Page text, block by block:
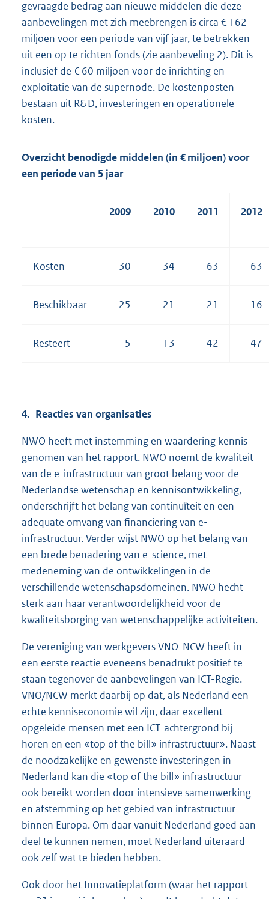
gevraagde bedrag aan nieuwe middelen die deze
aanbevelingen met zich meebrengen is circa € 162
miljoen voor een periode van vijf jaar, te betrekken
uit een op te richten fonds (zie aanbeveling 2). Dit is
inclusief de € 60 miljoen voor de inrichting en
exploitatie van de supernode. De kostenposten
bestaan uit R&D, investeringen en operationele
kosten.
Overzicht benodigde middelen (in € miljoen) voor
een periode van 5 jaar
2009 2010 2011 2012
Kosten 30 34 63 63
Beschikbaar 25 21 21 16
Resteert 5 13 42 47
4. Reacties van organisaties
NWO heeft met instemming en waardering kennis
genomen van het rapport. NWO noemt de kwaliteit
van de e-infrastructuur van groot belang voor de
Nederlandse wetenschap en kennisontwikkeling,
onderschrijft het belang van continuïteit en een
adequate omvang van financiering van e-
infrastructuur. Verder wijst NWO op het belang van
een brede benadering van e-science, met
medeneming van de ontwikkelingen in de
verschillende wetenschapsdomeinen. NWO hecht
sterk aan haar verantwoordelijkheid voor de
kwaliteitsborging van wetenschappelijke activiteiten.
De vereniging van werkgevers VNO-NCW heeft in
een eerste reactie eveneens benadrukt positief te
staan tegenover de aanbevelingen van ICT-Regie.
VNO/NCW merkt daarbij op dat, als Nederland een
echte kenniseconomie wil zijn, daar excellent
opgeleide mensen met een ICT-achtergrond bij
horen en een «top of the bill» infrastructuur». Naast
de noodzakelijke en gewenste investeringen in
Nederland kan die «top of the bill» infrastructuur
ook bereikt worden door intensieve samenwerking
en afstemming op het gebied van infrastructuur
binnen Europa. Om daar vanuit Nederland goed aan
deel te kunnen nemen, moet Nederland uiteraard
ook zelf wat te bieden hebben.
Ook door het Innovatieplatform (waar het rapport